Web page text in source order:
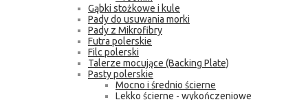
Gąbki stożkowe i kule
Pady do usuwania morki
Pady z Mikrofibry
Futra polerskie
Filc polerski
Talerze mocujące (Backing Plate)
Pasty polerskie
Mocno i średnio ścierne
Lekko ścierne - wykończeniowe